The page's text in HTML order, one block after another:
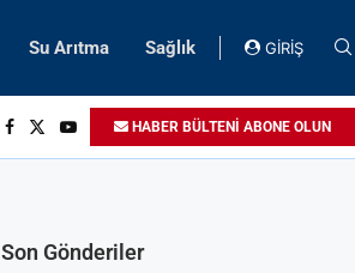
Su Arıtma Sağlık GİRİŞ
HABER BÜLTENİ ABONE OLUN
Son Gönderiler